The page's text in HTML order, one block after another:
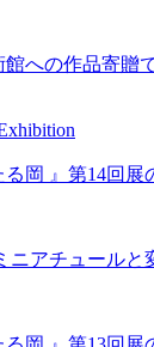
館への作品寄贈
る岡 』第14回展
ニアチュール